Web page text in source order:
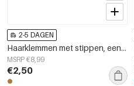
2-5 DAGEN
Haarklemmen met stippen, eenvoudige PVC-accessoires voor dagelijks gebruik
MSRP €8,99
€2,50